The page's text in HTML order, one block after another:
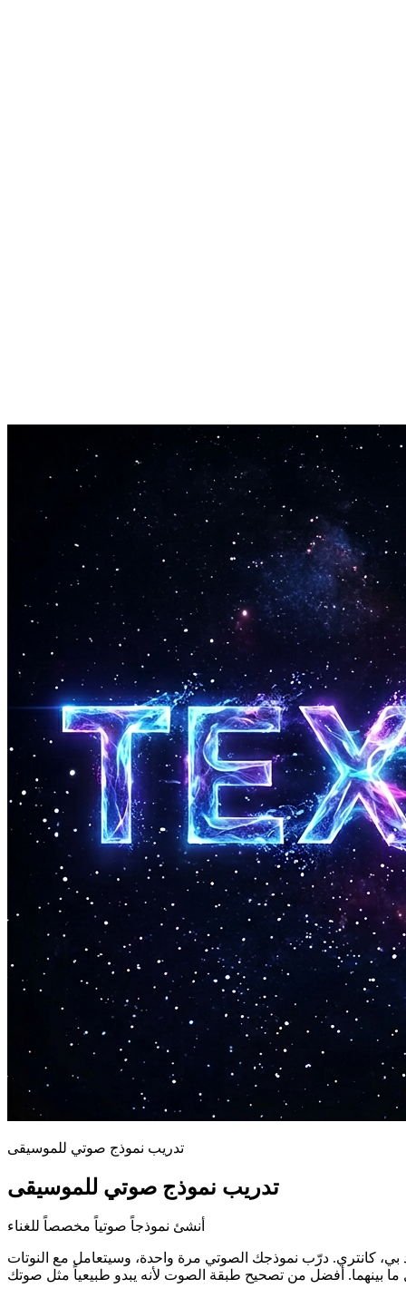
تدريب نموذج صوتي للموسيقى
تدريب نموذج صوتي للموسيقى
أنشئ نموذجاً صوتياً مخصصاً للغناء
بي، كانتري. درّب نموذجك الصوتي مرة واحدة، وسيتعامل مع النوتات